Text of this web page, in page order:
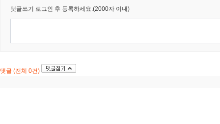
댓글쓰기 로그인 후 등록하세요.(2000자 이내)
댓글 (전체 0건)